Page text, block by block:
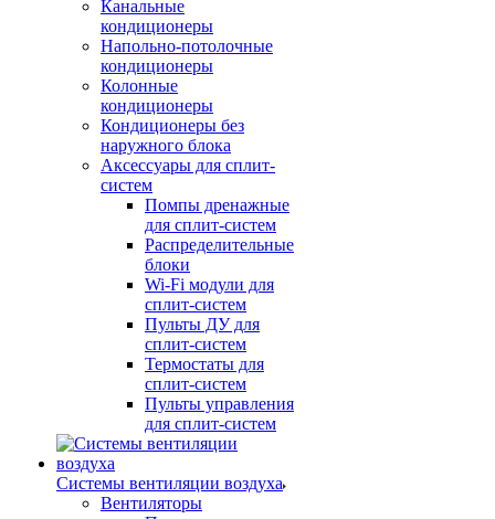
Канальные
кондиционеры
Напольно-потолочные
кондиционеры
Колонные
кондиционеры
Кондиционеры без
наружного блока
Аксессуары для сплит-
систем
Помпы дренажные
для сплит-систем
Распределительные
блоки
Wi-Fi модули для
сплит-систем
Пульты ДУ для
сплит-систем
Термостаты для
сплит-систем
Пульты управления
для сплит-систем
Системы вентиляции воздуха
Вентиляторы